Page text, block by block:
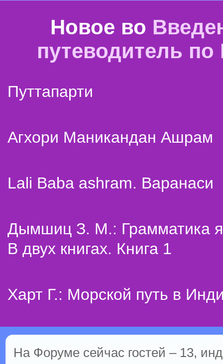
Новое во
путеводитель
Путтапарти
Агхори Маникандан Ашрам
Lali Baba ashram. Варанаси
Дымшиц З. М.: Грамматика
В двух книгах. Книга 1
Харт Г.: Морской путь в
На Форуме сейчас гостей – 13,